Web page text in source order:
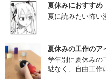
夏休みにおすすめ
夏に読みたい怖い
夏休みの工作のア
学年別に夏休みの
駄なく、自由工作